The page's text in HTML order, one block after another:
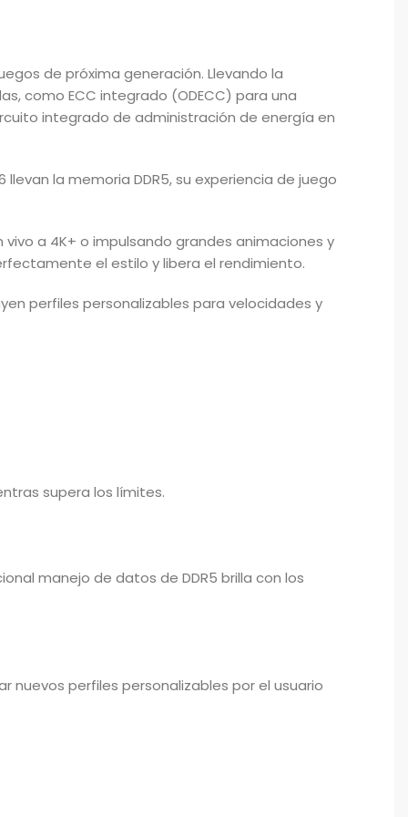
de próxima generación. Llevando la
como ECC integrado (ODECC) para una
integrado de administración de energía en
la memoria DDR5, su experiencia de juego
a 4K+ o impulsando grandes animaciones y
el estilo y libera el rendimiento.
perfiles personalizables para velocidades y
supera los límites.
manejo de datos de DDR5 brilla con los
nuevos perfiles personalizables por el usuario